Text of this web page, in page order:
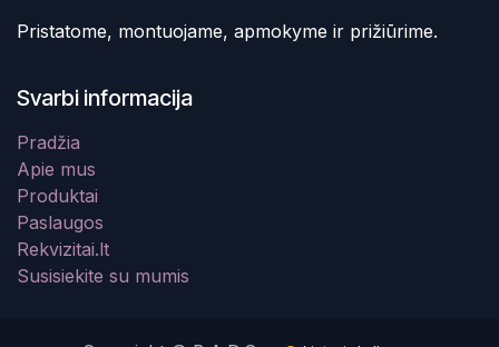
Pristatome, montuojame, apmokyme ir prižiūrime.
Svarbi informacija
Pradžia
Apie mus
Produktai
Paslaugos
Rekvizitai.lt
Susisiekite su mumis